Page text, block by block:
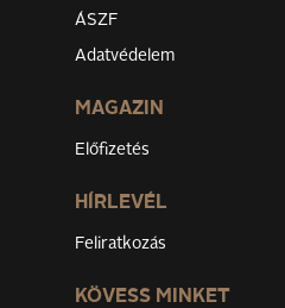
ÁSZF
Adatvédelem
MAGAZIN
Előfizetés
HÍRLEVÉL
Feliratkozás
KÖVESS MINKET